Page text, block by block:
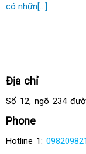
có nhữn[...]
Địa chỉ
Số 12, ngõ 234
Phone
Hotline 1: